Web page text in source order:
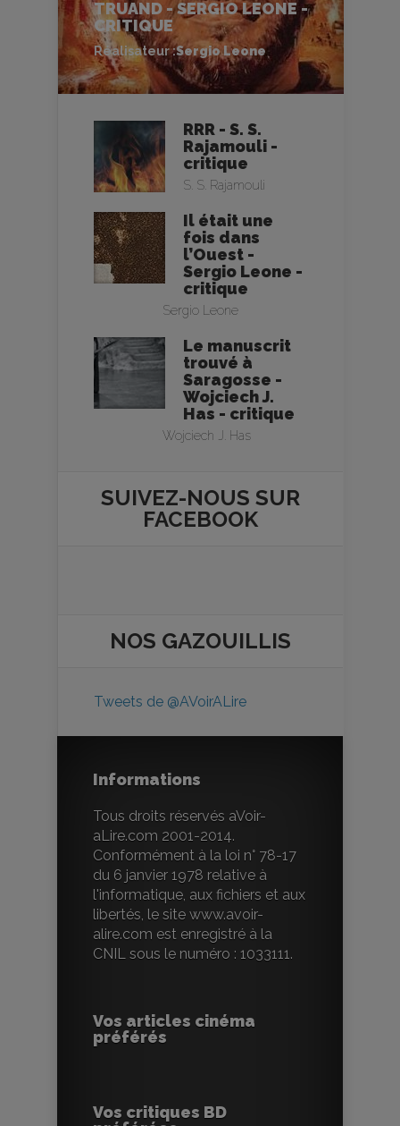
TRUAND - SERGIO LEONE -
CRITIQUE
Réalisateur :Sergio Leone
RRR - S. S.
Rajamouli -
critique
S. S. Rajamouli
Il était une
fois dans
l’Ouest -
Sergio Leone -
critique
Sergio Leone
Le manuscrit
trouvé à
Saragosse -
Wojciech J.
Has - critique
Wojciech J. Has
SUIVEZ-NOUS SUR
FACEBOOK
NOS GAZOUILLIS
Tweets de @AVoirALire
Informations
Tous droits réservés aVoir-
aLire.com 2001-2014.
Conformément à la loi n° 78-17
du 6 janvier 1978 relative à
l'informatique, aux fichiers et aux
libertés, le site www.avoir-
alire.com est enregistré à la
CNIL sous le numéro : 1033111.
Vos articles cinéma
préférés
Vos critiques BD